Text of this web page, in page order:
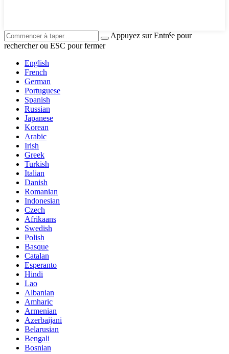
Appuyez sur Entrée pour
rechercher ou ESC pour fermer
English
French
German
Portuguese
Spanish
Russian
Japanese
Korean
Arabic
Irish
Greek
Turkish
Italian
Danish
Romanian
Indonesian
Czech
Afrikaans
Swedish
Polish
Basque
Catalan
Esperanto
Hindi
Lao
Albanian
Amharic
Armenian
Azerbaijani
Belarusian
Bengali
Bosnian